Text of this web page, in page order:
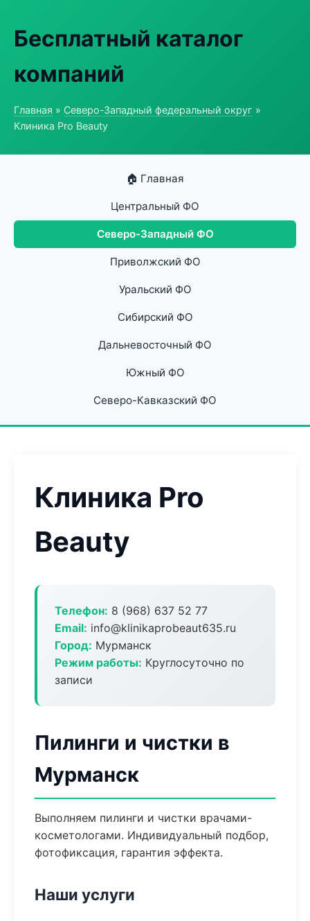
Бесплатный каталог
компаний
Главная » Северо-Западный федеральный округ »
Клиника Pro Beauty
🏠 Главная
Центральный ФО
Северо-Западный ФО
Приволжский ФО
Уральский ФО
Сибирский ФО
Дальневосточный ФО
Южный ФО
Северо-Кавказский ФО
Клиника Pro
Beauty
Телефон: 8 (968) 637 52 77
Email: info@klinikaprobeaut635.ru
Город: Мурманск
Режим работы: Круглосуточно по
записи
Пилинги и чистки в
Мурманск
Выполняем пилинги и чистки врачами-
косметологами. Индивидуальный подбор,
фотофиксация, гарантия эффекта.
Наши услуги